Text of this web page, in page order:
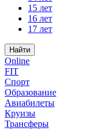
15 лет
16 лет
17 лет
Найти
Online
FIT
Спорт
Образование
Авиабилеты
Круизы
Трансферы